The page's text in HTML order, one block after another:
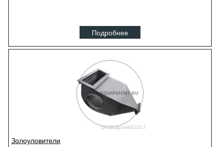
Подробнее
Золоуловители